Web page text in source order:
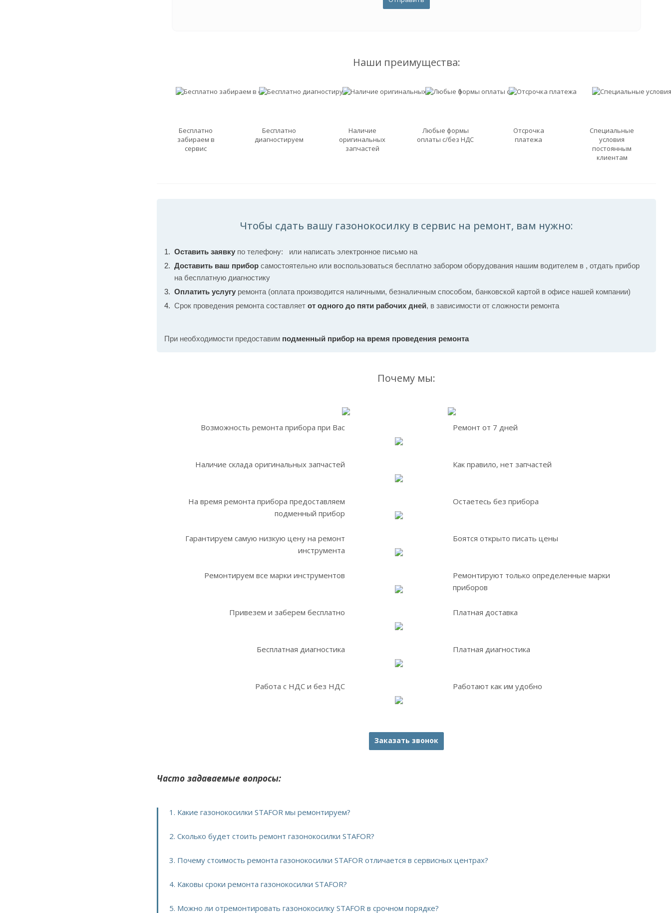
Наши преимущества:
Бесплатно
забираем в
сервис
Бесплатно
диагностируем
Наличие
оригинальных
запчастей
Любые формы
оплаты с/без НДС
Отсрочка
платежа
Специальные
условия
постоянным
клиентам
Чтобы сдать вашу газонокосилку в сервис на ремонт, вам нужно:
Оставить заявку по телефону:
или написать электронное письмо на
Доставить ваш прибор самостоятельно или воспользоваться бесплатно забором оборудования нашим водителем в , отдать прибор
на бесплатную диагностику
Оплатить услугу ремонта (оплата производится наличными, безналичным способом, банковской картой в офисе нашей компании)
Срок проведения ремонта составляет от одного до пяти рабочих дней, в зависимости от сложности ремонта
При необходимости предоставим подменный прибор на время проведения ремонта
Почему мы:
Возможность ремонта прибора при Вас
Наличие склада оригинальных запчастей
На время ремонта прибора предоставляем
подменный прибор
Гарантируем самую низкую цену на ремонт
инструмента
Ремонтируем все марки инструментов
Привезем и заберем бесплатно
Бесплатная диагностика
Работа с НДС и без НДС
Ремонт от 7 дней
Как правило, нет запчастей
Остаетесь без прибора
Боятся открыто писать цены
Ремонтируют только определенные марки
приборов
Платная доставка
Платная диагностика
Работают как им удобно
Заказать звонок
Часто задаваемые вопросы:
1. Какие газонокосилки STAFOR мы ремонтируем?
2. Сколько будет стоить ремонт газонокосилки STAFOR?
3. Почему стоимость ремонта газонокосилки STAFOR отличается в сервисных центрах?
4. Каковы сроки ремонта газонокосилки STAFOR?
5. Можно ли отремонтировать газонокосилку STAFOR в срочном порядке?